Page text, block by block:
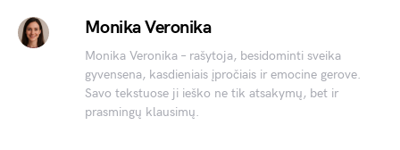
Monika Veronika
Monika Veronika – rašytoja, besidominti sveika
gyvensena, kasdieniais įpročiais ir emocine gerove.
Savo tekstuose ji ieško ne tik atsakymų, bet ir
prasmingų klausimų.